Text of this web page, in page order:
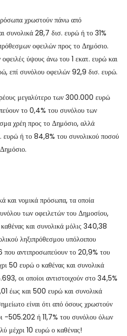
χρωστούν πάνω από
28,7 δισ. ευρώ ή το 31%
οφειλών προς το Δημόσιο.
ύψους άνω του 1 εκατ. ευρώ και
επί συνόλου οφειλών 92,9 δισ. ευρώ.
μεγαλύτερο των 300.000 ευρώ
το 0,4% του συνόλου των
χρέη προς το Δημόσιο, αλλά
ή το 84,8% του συνολικού ποσού
και νομικά πρόσωπα, τα οποία
των οφειλετών του Δημοσίου,
και συνολικά μόλις 340,38
ληξιπρόθεσμου υπόλοιπου
αντιπροσωπεύουν το 20,9% του
50 ευρώ ο καθένας και συνολικά
οι οποίοι αντιστοιχούν στο 34,5%
έως και 500 ευρώ και συνολικά
είναι ότι από όσους χρωστούν
-505.202 ή 11,7% του συνόλου όλων
μέχρι 10 ευρώ ο καθένας!